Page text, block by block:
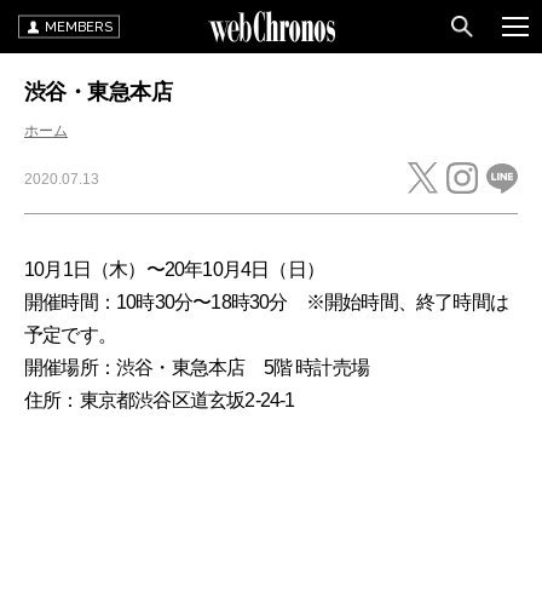
MEMBERS
渋谷・東急本店
ホーム
2020.07.13
10月1日（木）〜20年10月4日（日）
開催時間：10時30分〜18時30分 ※開始時間、終了時間は
予定です。
開催場所：渋谷・東急本店 5階 時計売場
住所：東京都渋谷区道玄坂2-24-1